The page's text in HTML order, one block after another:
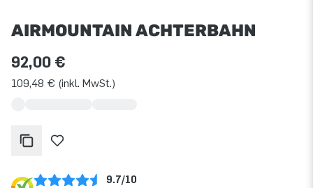
AIRMOUNTAIN ACHTERBAHN
92,00 €
109,48 € (inkl. MwSt.)
9.7/10